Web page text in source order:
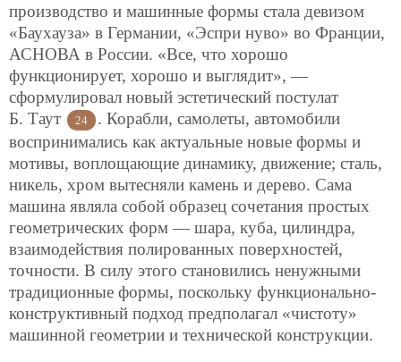
производство и машинные формы стала девизом
«Баухауза» в Германии, «Эспри нуво» во Франции,
АСНОВА в России. «Все, что хорошо
функционирует, хорошо и выглядит», —
сформулировал новый эстетический постулат
Б. Таут
24
. Корабли, самолеты, автомобили
воспринимались как актуальные новые формы и
мотивы, воплощающие динамику, движение; сталь,
никель, хром вытесняли камень и дерево. Сама
машина являла собой образец сочетания простых
геометрических форм — шара, куба, цилиндра,
взаимодействия полированных поверхностей,
точности. В силу этого становились ненужными
традиционные формы, поскольку функционально-
конструктивный подход предполагал «чистоту»
машинной геометрии и технической конструкции.